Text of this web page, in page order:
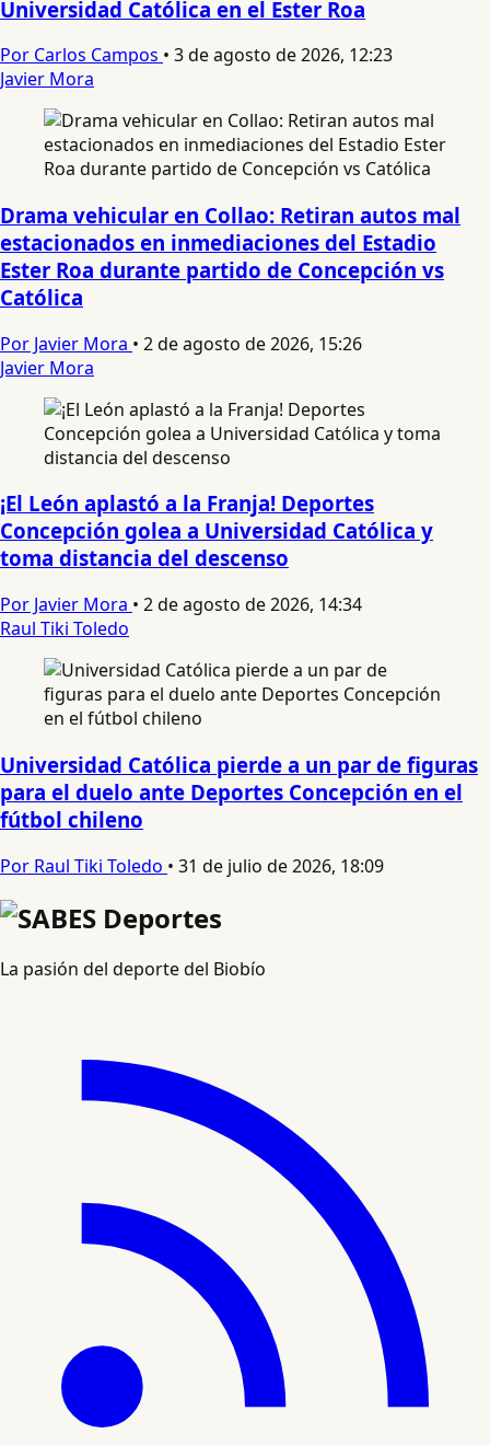
Universidad Católica en el Ester Roa
Por Carlos Campos • 3 de agosto de 2026, 12:23
Javier Mora
Drama vehicular en Collao: Retiran autos mal
estacionados en inmediaciones del Estadio
Ester Roa durante partido de Concepción vs
Católica
Por Javier Mora • 2 de agosto de 2026, 15:26
Javier Mora
¡El León aplastó a la Franja! Deportes
Concepción golea a Universidad Católica y
toma distancia del descenso
Por Javier Mora • 2 de agosto de 2026, 14:34
Raul Tiki Toledo
Universidad Católica pierde a un par de figuras
para el duelo ante Deportes Concepción en el
fútbol chileno
Por Raul Tiki Toledo • 31 de julio de 2026, 18:09
La pasión del deporte del Biobío